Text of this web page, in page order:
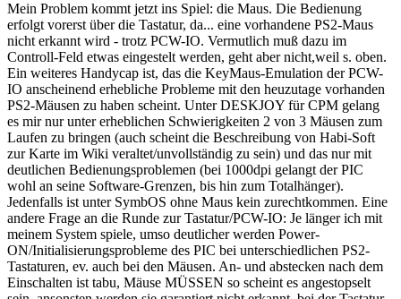
Mein Problem kommt jetzt ins Spiel: die Maus. Die Bedienung
erfolgt vorerst über die Tastatur, da... eine vorhandene PS2-Maus
nicht erkannt wird - trotz PCW-IO. Vermutlich muß dazu im
Controll-Feld etwas eingestelt werden, geht aber nicht,weil s. oben.
Ein weiteres Handycap ist, das die KeyMaus-Emulation der PCW-
IO anscheinend erhebliche Probleme mit den heuzutage vorhanden
PS2-Mäusen zu haben scheint. Unter DESKJOY für CPM gelang
es mir nur unter erheblichen Schwierigkeiten 2 von 3 Mäusen zum
Laufen zu bringen (auch scheint die Beschreibung von Habi-Soft
zur Karte im Wiki veraltet/unvollständig zu sein) und das nur mit
deutlichen Bedienungsproblemen (bei 1000dpi gelangt der PIC
wohl an seine Software-Grenzen, bis hin zum Totalhänger).
Jedenfalls ist unter SymbOS ohne Maus kein zurechtkommen. Eine
andere Frage an die Runde zur Tastatur/PCW-IO: Je länger ich mit
meinem System spiele, umso deutlicher werden Power-
ON/Initialisierungsprobleme des PIC bei unterschiedlichen PS2-
Tastaturen, ev. auch bei den Mäusen. An- und abstecken nach dem
Einschalten ist tabu, Mäuse MÜSSEN so scheint es angestopselt